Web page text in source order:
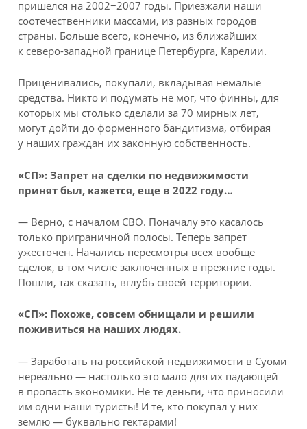
пришелся на 2002−2007 годы. Приезжали наши
соотечественники массами, из разных городов
страны. Больше всего, конечно, из ближайших
к северо-западной границе Петербурга, Карелии.
Приценивались, покупали, вкладывая немалые
средства. Никто и подумать не мог, что финны, для
которых мы столько сделали за 70 мирных лет,
могут дойти до форменного бандитизма, отбирая
у наших граждан их законную собственность.
«СП»: Запрет на сделки по недвижимости
принят был, кажется, еще в 2022 году…
— Верно, с началом СВО. Поначалу это касалось
только приграничной полосы. Теперь запрет
ужесточен. Начались пересмотры всех вообще
сделок, в том числе заключенных в прежние годы.
Пошли, так сказать, вглубь своей территории.
«СП»: Похоже, совсем обнищали и решили
поживиться на наших людях.
— Заработать на российской недвижимости в Суоми
нереально — настолько это мало для их падающей
в пропасть экономики. Не те деньги, что приносили
им одни наши туристы! И те, кто покупал у них
землю — буквально гектарами!